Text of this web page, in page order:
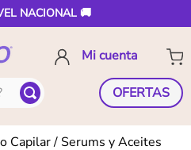
NACIONAL 🚚
OFERTAS
Capilar
Serums y Aceites